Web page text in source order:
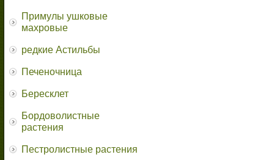
Примулы ушковые
махровые
редкие Астильбы
Печеночница
Бересклет
Бордоволистные
растения
Пестролистные растения